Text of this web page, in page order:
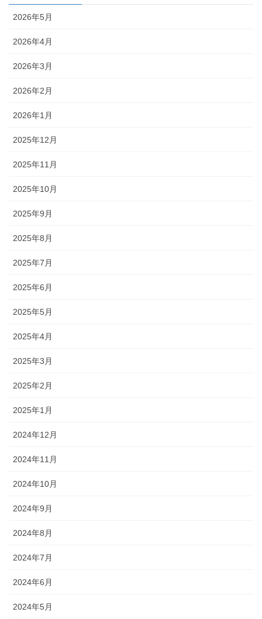
2026年5月
2026年4月
2026年3月
2026年2月
2026年1月
2025年12月
2025年11月
2025年10月
2025年9月
2025年8月
2025年7月
2025年6月
2025年5月
2025年4月
2025年3月
2025年2月
2025年1月
2024年12月
2024年11月
2024年10月
2024年9月
2024年8月
2024年7月
2024年6月
2024年5月